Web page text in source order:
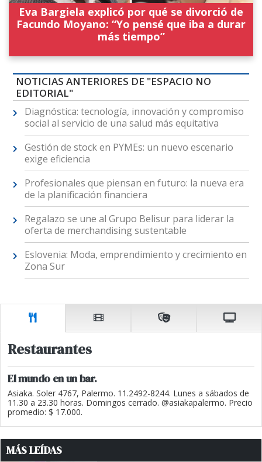
Eva Bargiela explicó por qué se divorció de
Facundo Moyano: “Yo pensé que iba a durar
más tiempo”
NOTICIAS ANTERIORES DE "ESPACIO NO
EDITORIAL"
Diagnóstica: tecnología, innovación y compromiso
social al servicio de una salud más equitativa
Gestión de stock en PYMEs: un nuevo escenario
exige eficiencia
Profesionales que piensan en futuro: la nueva era
de la planificación financiera
Regalazo se une al Grupo Belisur para liderar la
oferta de merchandising sustentable
Eslovenia: Moda, emprendimiento y crecimiento en
Zona Sur
Restaurantes
El mundo en un bar.
Asiaka. Soler 4767, Palermo. 11.2492-8244. Lunes a sábados de
11.30 a 23.30 horas. Domingos cerrado. @asiakapalermo. Precio
promedio: $ 17.000.
MÁS LEÍDAS